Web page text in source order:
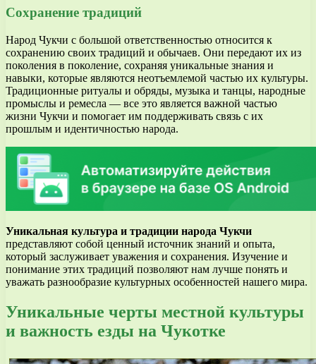
Сохранение традиций
Народ Чукчи с большой ответственностью относится к
сохранению своих традиций и обычаев. Они передают их из
поколения в поколение, сохраняя уникальные знания и
навыки, которые являются неотъемлемой частью их культуры.
Традиционные ритуалы и обряды, музыка и танцы, народные
промыслы и ремесла — все это является важной частью
жизни Чукчи и помогает им поддерживать связь с их
прошлым и идентичностью народа.
Уникальная культура и традиции народа Чукчи
представляют собой ценный источник знаний и опыта,
который заслуживает уважения и сохранения. Изучение и
понимание этих традиций позволяют нам лучше понять и
уважать разнообразие культурных особенностей нашего мира.
Уникальные черты местной культуры
и важность езды на Чукотке